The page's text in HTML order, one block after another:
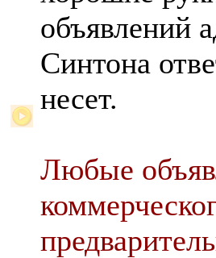
объявлений
Синтона
несет.
Любые